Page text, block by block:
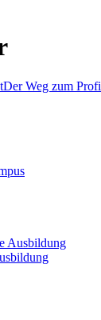
Der Weg zum Profi
Ausbildung